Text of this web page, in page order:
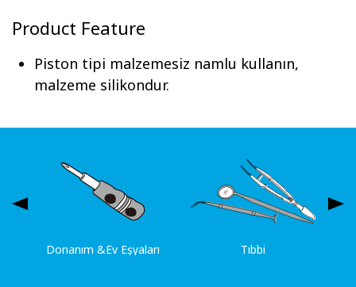
Product Feature
Piston tipi malzemesiz namlu kullanın,
malzeme silikondur.
Donanım &Ev Eşyaları Tıbbi